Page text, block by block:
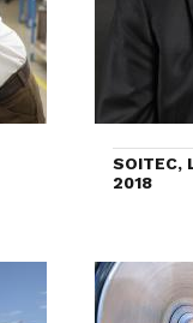
SOITEC,
2018